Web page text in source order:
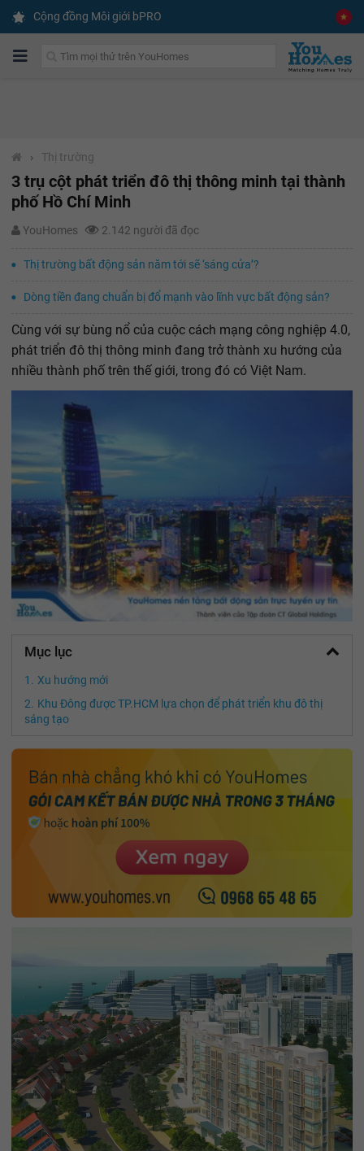
Cộng đồng Môi giới bPRO
› Thị trường
3 trụ cột phát triển đô thị thông minh tại thành
phố Hồ Chí Minh
YouHomes 2.142 người đã đọc
Thị trường bất động sản năm tới sẽ ‘sáng cửa’?
Dòng tiền đang chuẩn bị đổ mạnh vào lĩnh vực bất động sản?
Cùng với sự bùng nổ của cuộc cách mạng công nghiệp 4.0,
phát triển đô thị thông minh đang trở thành xu hướng của
nhiều thành phố trên thế giới, trong đó có Việt Nam.
Mục lục
Xu hướng mới
Khu Đông được TP.HCM lựa chọn để phát triển khu đô thị
sáng tạo